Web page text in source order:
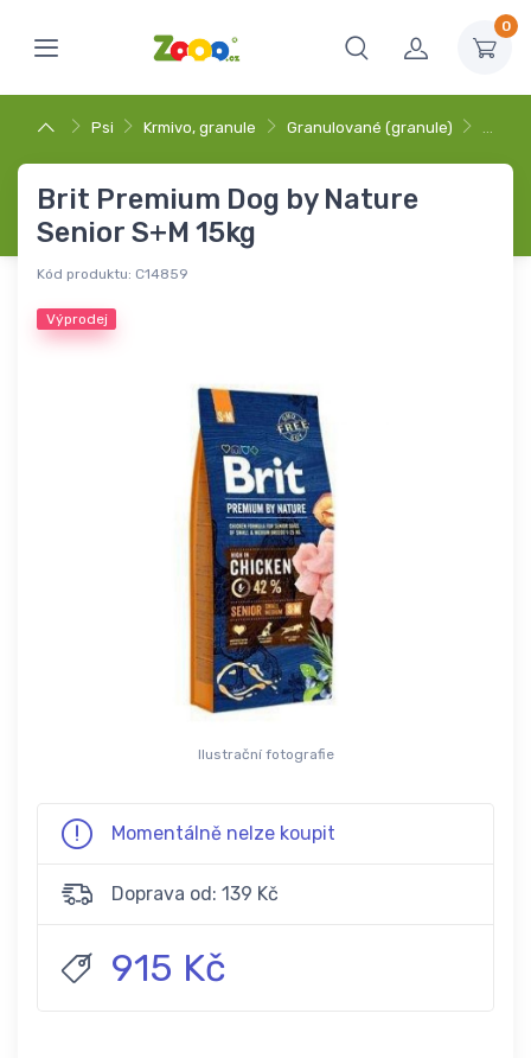
0
Psi Krmivo, granule Granulované (granule) …
Brit Premium Dog by Nature
Senior S+M 15kg
Kód produktu: C14859
Výprodej
Ilustrační fotografie
Momentálně nelze koupit
Doprava od: 139 Kč
915 Kč